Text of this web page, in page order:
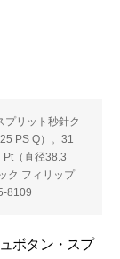
プリット秒針ク
PS Q）。31
（直径38.3
ク フィリップ
8109
ボタン・スプ